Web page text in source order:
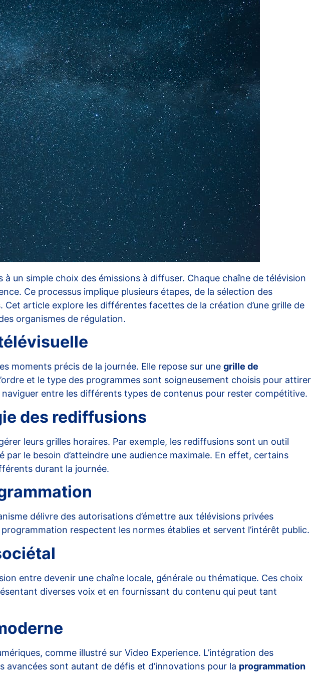
un simple choix des émissions à diffuser. Chaque chaîne de télévision
Ce processus implique plusieurs étapes, de la sélection des
article explore les différentes facettes de la création d’une grille de
organismes de régulation.
moments précis de la journée. Elle repose sur une grille de
et le type des programmes sont soigneusement choisis pour attirer
entre les différents types de contenus pour rester compétitive.
des rediffusions
leurs grilles horaires. Par exemple, les rediffusions sont un outil
le besoin d’atteindre une audience maximale. En effet, certains
durant la journée.
délivre des autorisations d’émettre aux télévisions privées
respectent les normes établies et servent l’intérêt public.
entre devenir une chaîne locale, générale ou thématique. Ces choix
diverses voix et en fournissant du contenu qui peut tant
comme illustré sur Video Experience. L’intégration des
avancées sont autant de défis et d’innovations pour la programmation